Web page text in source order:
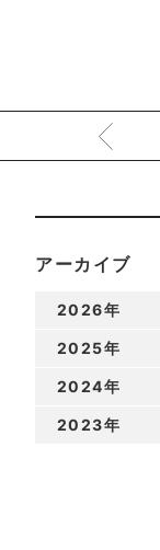
アーカイブ
2026年
2025年
2024年
2023年